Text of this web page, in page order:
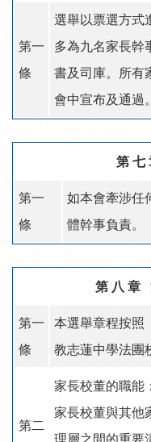
第一
條
選舉以票選方式
多為九名家長幹
書及司庫。所有
會中宣布及通過。
第
第一
條
如本會牽涉任
體幹事負責。
第 八 章
第一
條
本選舉章程按照
教志蓮中學法團
第二
家長校董的職能：
家長校董與其他
理層之間的重要